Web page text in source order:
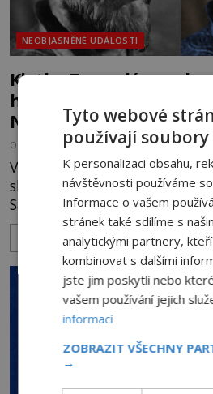
NEOBJASNĚNÉ UDÁLOSTI
Kletba Tamerlánovy
hrob a za dva dny
Náhoda, nebo varování?
OD HELENA STEJSKALOVÁ 4.8.2026
V červnu 1941 sovětští vědci
slavného dobyvatele
Samarkandu. O dva dny
Německo zahajuje operaci
Sovětský svaz. Shoda dat je
rodí jedna z nejslavnějších
na legendě něco pravdy,
souhru okolností? Když antropolog Michail
Gerasimov (1907-1970) a
ZOBRAZIT VÍCE
Tyto webové
používají soubory
K personalizaci obsahu,
návštěvnosti používáme
Informace o vašem
stránek také sdílíme s
analytickými partnery,
kombinovat s dalšími
jste jim poskytli nebo
vašem používání jejich
informací
ZOBRAZIT VŠECHNY
→